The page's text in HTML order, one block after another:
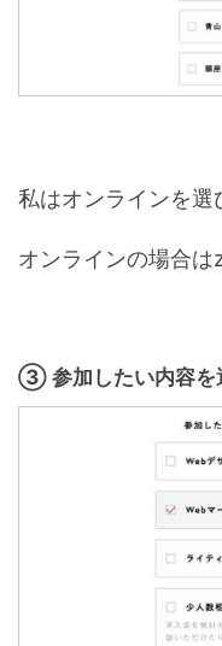
私はオンラインを選
オンラインの場合は
③ 参加したい内容を